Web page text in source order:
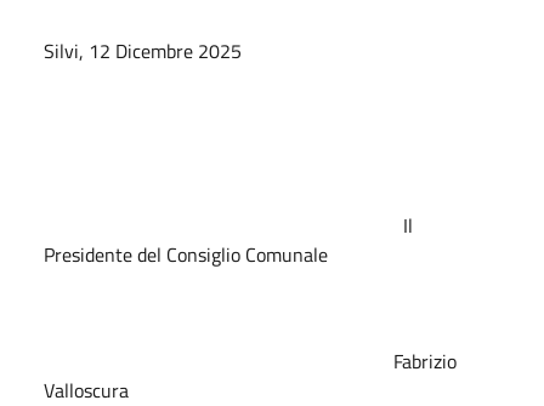
Silvi, 12 Dicembre 2025
Il
Presidente del Consiglio Comunale
Fabrizio
Valloscura